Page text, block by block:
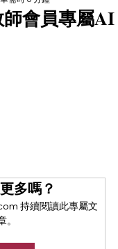
會員專屬AI
多嗎？
持續閱讀此專屬文
。